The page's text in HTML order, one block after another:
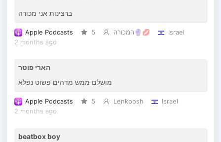
ברצינות אני מכורה
Apple Podcasts 5 המכורה🔮💋
Israel
2 months ago
הארי פוטר
מושלם ממש מדהים פשוט נפלא
Apple Podcasts 5 Lenkoosh
Israel
2 months ago
beatbox boy